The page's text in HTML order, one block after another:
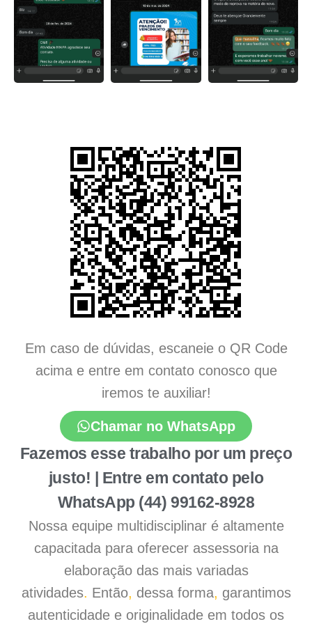
Em caso de dúvidas, escaneie o QR Code
acima e entre em contato conosco que
iremos te auxiliar!
Chamar no WhatsApp
Fazemos esse trabalho por um preço
justo! | Entre em contato pelo
WhatsApp (44) 99162-8928
Nossa equipe multidisciplinar é altamente
capacitada para oferecer assessoria na
elaboração das mais variadas
atividades. Então, dessa forma, garantimos
autenticidade e originalidade em todos os